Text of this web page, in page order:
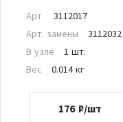
Арт.
3112017
Арт. замены
3112032
В узле
1 шт.
Вес
0.014 кг
176 ₽/шт